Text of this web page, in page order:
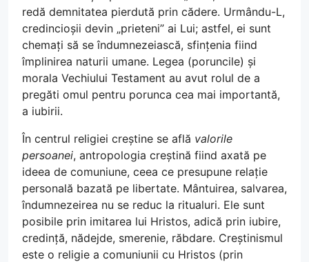
redă demnitatea pierdută prin cădere. Urmându-L,
credincioșii devin „prieteni” ai Lui; astfel, ei sunt
chemați să se îndumnezeiască, sfințenia fiind
împlinirea naturii umane. Legea (poruncile) și
morala Vechiului Testament au avut rolul de a
pregăti omul pentru porunca cea mai importantă,
a iubirii.
În centrul religiei creștine se află valorile
persoanei, antropologia creștină fiind axată pe
ideea de comuniune, ceea ce presupune relație
personală bazată pe libertate. Mântuirea, salvarea,
îndumnezeirea nu se reduc la ritualuri. Ele sunt
posibile prin imitarea lui Hristos, adică prin iubire,
credință, nădejde, smerenie, răbdare. Creștinismul
este o religie a comuniunii cu Hristos (prin